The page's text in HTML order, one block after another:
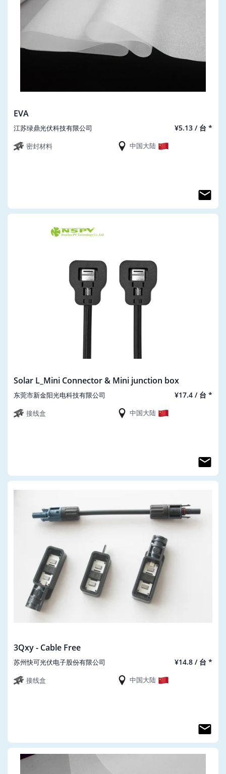
EVA
江苏绿鼎光伏科技有限公司 ¥5.13 / 台 *
密封材料 中国大陆
Solar L_Mini Connector & Mini junction box
东莞市新金阳光电科技有限公司 ¥17.4 / 台 *
接线盒 中国大陆
3Qxy - Cable Free
苏州快可光伏电子股份有限公司 ¥14.8 / 台 *
接线盒 中国大陆